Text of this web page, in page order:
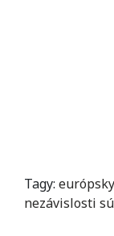
Tagy:
nezávislosti